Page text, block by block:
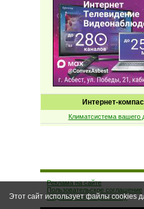
Интернет-компас
Климатсистема вашего
Реклама на сайте
Пользовательское соглашение
Подписаться на рассылку
Этот сайт использует файлы cookies